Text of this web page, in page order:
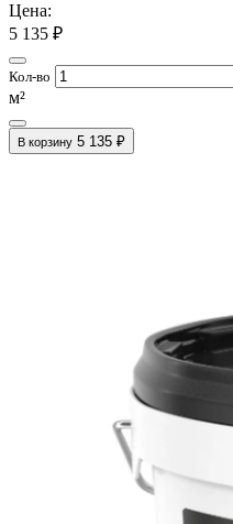
Цена:
5 135 ₽
Кол-во
м²
В корзину 5 135 ₽